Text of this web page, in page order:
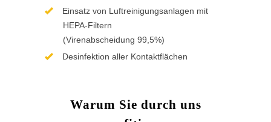
Einsatz von Luftreinigungsanlagen mit
HEPA-Filtern
(Virenabscheidung 99,5%)
Desinfektion aller Kontaktflächen
Warum Sie durch uns